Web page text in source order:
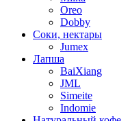
Oreo
Dobby
Соки, нектары
Jumex
Лапша
BaiXiang
JML
Simeite
Indomie